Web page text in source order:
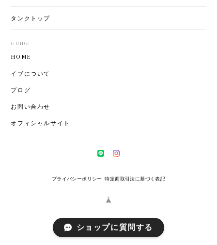
タンクトップ
GUIDE
HOME
イブについて
ブログ
お問い合わせ
オフィシャルサイト
プライバシーポリシー 特定商取引法に基づく表記
ショップに質問する